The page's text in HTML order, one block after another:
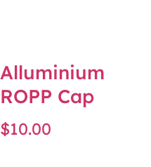
Alluminium
ROPP Cap
$10.00